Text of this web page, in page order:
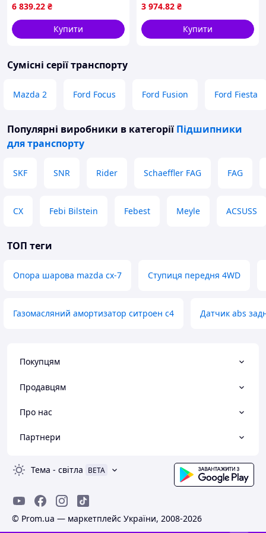
CHEROKEE II 2.5D-5.9 01.92-
09.05 SNR R186.25
6 839.22 ₴
Купити
TRANSPORTER T5,
TRANSPORTER T6,
TRANSPORTER T6 /
3 974.82 ₴
Купити
Сумісні серії транспорту
Mazda 2 Ford Focus Ford Fusion Ford Fiesta
Популярні виробники в категорії Підшипники
для транспорту
SKF SNR Rider Schaeffler FAG FAG
CX Febi Bilstein Febest Meyle ACSUSS
ТОП теги
Опора шарова mazda cx-7 Ступиця передня 4WD
Газомасляний амортизатор ситроен с4 Датчик abs
Покупцям
Продавцям
Про нас
Партнери
Тема - світла BETA
© Prom.ua — маркетплейс України, 2008-2026